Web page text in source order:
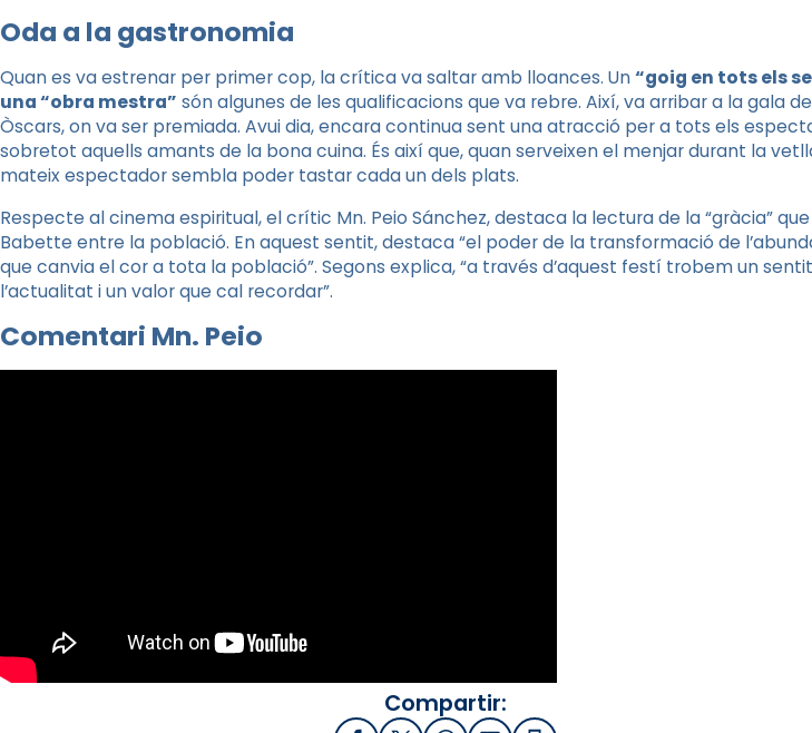
Oda a la gastronomia
Quan es va estrenar per primer cop, la crítica va saltar amb lloances. Un“goig en tots els
una “obra mestra” són algunes de les qualificacions que va rebre. Així, va arribar a la gala
Òscars, on va ser premiada. Avui dia, encara continua sent una atracció per a tots els
sobretot aquells amants de la bona cuina. És així que, quan serveixen el menjar durant la
mateix espectador sembla poder tastar cada un dels plats.
Respecte al cinema espiritual, el crític Mn. Peio Sánchez, destaca la lectura de la “gràcia”
Babette entre la població. En aquest sentit, destaca “el poder de la transformació de
que canvia el cor a tota la població”. Segons explica, “a través d’aquest festí trobem un
l’actualitat i un valor que cal recordar”.
Comentari Mn. Peio
Compartir: